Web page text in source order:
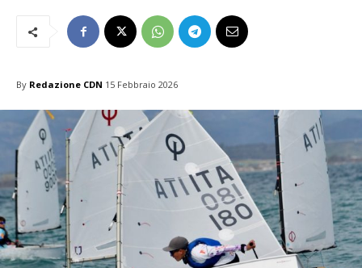
By Redazione CDN 15 Febbraio 2026